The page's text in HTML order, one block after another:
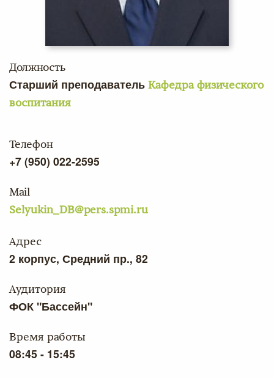
Должность
Старший преподаватель Кафедра физического
воспитания
Телефон
+7 (950) 022-2595
Mail
Selyukin_DB@pers.spmi.ru
Адрес
2 корпус, Средний пр., 82
Аудитория
ФОК "Бассейн"
Время работы
08:45 - 15:45